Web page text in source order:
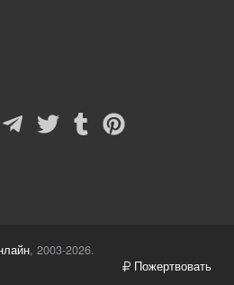
, 2003-2026.
Пожертвовать